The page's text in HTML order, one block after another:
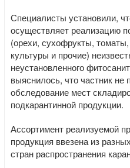
Специалисты установили,
осуществляет реализацию
(орехи, сухофрукты,
культуры и прочие)
неустановленного
выяснилось, что частник не
обследование мест
подкарантинной продукции.
Ассортимент реализуемой
продукция ввезена из
стран распространения